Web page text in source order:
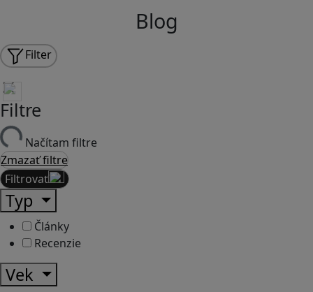
Blog
Filter
Filtre
Načítam filtre
Zmazať filtre
Filtrovať
Typ
Články
Recenzie
Vek